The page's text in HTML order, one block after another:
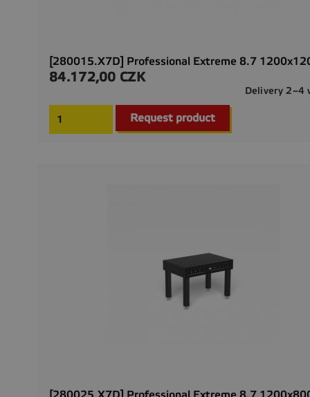
[280015.X7D] Professional Extreme 8.7
Precio
84.172,00 CZK
Delivery 2–4
Request product
[280025.X7D] Professional Extreme 8.7